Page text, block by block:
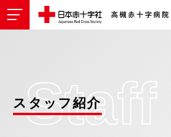
スタッフ紹介